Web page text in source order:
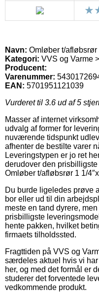
Navn: Omløber t/afløbsrør
Kategori: VVS og Varme
Producent:
Varenummer:
EAN: 5701951121039
Vurderet til 3.6 ud af 5
Masser af internet
udvalg af former for
nuværende tidspunkt
afhenter de bestilte varer
Leveringstypen er jo ret
derudover den
Omløber t/afløbsrør 1 1/
Du burde ligeledes prøve
bor eller ud til din
meste en tand dyrere,
prisbilligste
hente pakken, hvilket
firmaets tilholdssted.
Fragttiden på VVS og
særdeles aktuel hvis vi
her, og med det formål er
studerer det forventede
vedkommende produkt.